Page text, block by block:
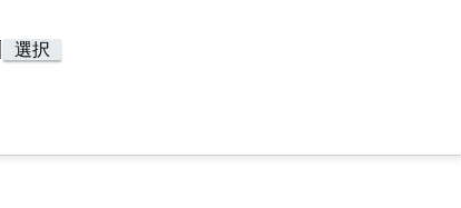
選択